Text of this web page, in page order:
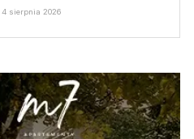
4 sierpnia 2026